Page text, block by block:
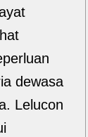
dewasa
Lelucon